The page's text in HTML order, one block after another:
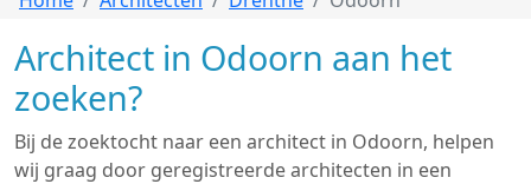
Architect in Odoorn aan het
zoeken?
Bij de zoektocht naar een architect in Odoorn, helpen
wij graag door geregistreerde architecten in een